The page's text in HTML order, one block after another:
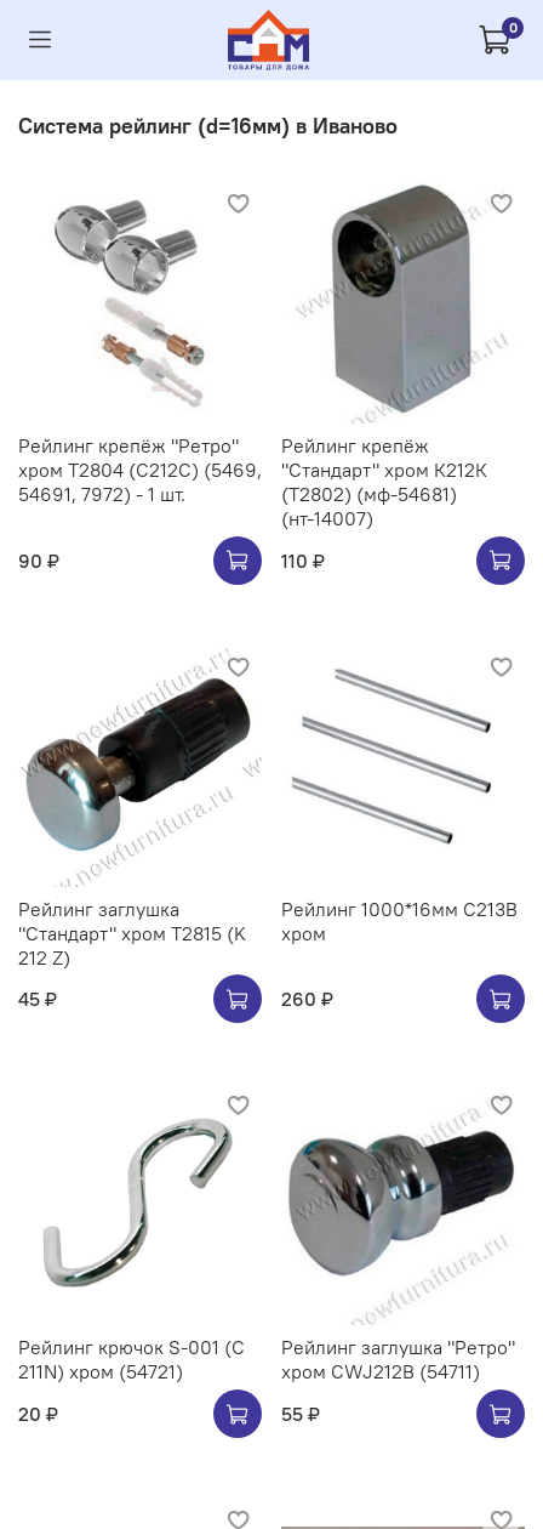
0
Система рейлинг (d=16мм) в Иваново
Рейлинг крепёж "Ретро"
хром Т2804 (С212C) (5469,
54691, 7972) - 1 шт.
90 ₽
Рейлинг крепёж
"Стандарт" хром К212К
(Т2802) (мф-54681)
(нт-14007)
110 ₽
Рейлинг заглушка
"Стандарт" хром Т2815 (K
212 Z)
45 ₽
Рейлинг 1000*16мм C213B
хром
260 ₽
Рейлинг крючок S-001 (C
211N) хром (54721)
20 ₽
Рейлинг заглушка "Ретро"
хром CWJ212B (54711)
55 ₽